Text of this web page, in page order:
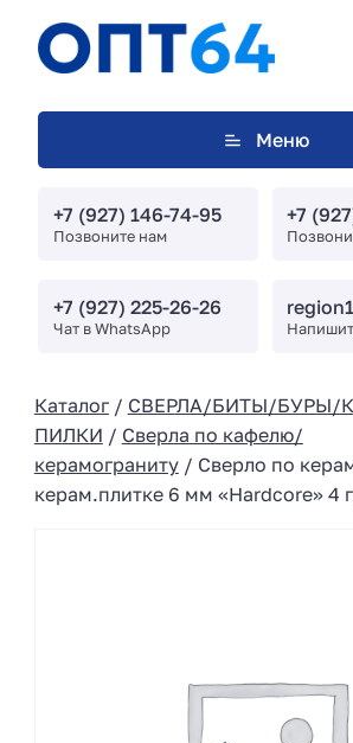
Меню
+7 (927) 146-74-95
Позвоните нам
+7
+7 (927) 225-26-26
Чат в WhatsApp
Каталог/ СВЕРЛА/БИТЫ/БУРЫ/
ПИЛКИ / Сверла по кафелю/
керамограниту/ Сверло по
керам.плитке 6 мм «Hardcore» 4